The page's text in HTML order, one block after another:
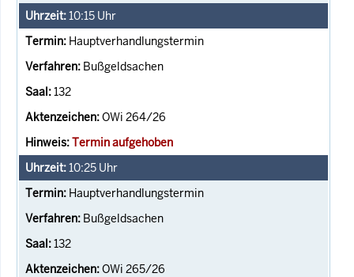
10:15 Uhr
Hauptverhandlungstermin
Bußgeldsachen
132
OWi 264/26
Termin aufgehoben
10:25 Uhr
Hauptverhandlungstermin
Bußgeldsachen
132
OWi 265/26